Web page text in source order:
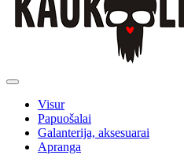
Visur
Papuošalai
Galanterija, aksesuarai
Apranga